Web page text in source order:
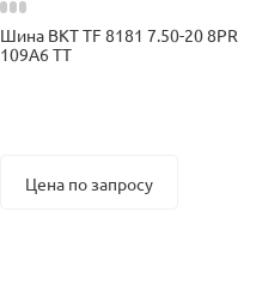
Шина BKT TF 8181 7.50-20 8PR
109A6 TT
Цена по запросу